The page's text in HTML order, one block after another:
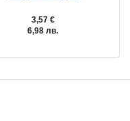
3,57 €
6,98 лв.